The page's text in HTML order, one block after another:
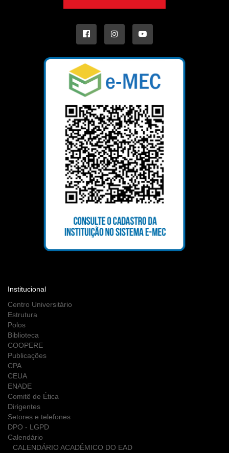
Institucional
Centro Universitário
Estrutura
Polos
Biblioteca
COOPERE
Publicações
CPA
CEUA
ENADE
Comitê de Ética
Dirigentes
Setores e telefones
DPO - LGPD
Calendário
CALENDÁRIO ACADÊMICO DO EAD